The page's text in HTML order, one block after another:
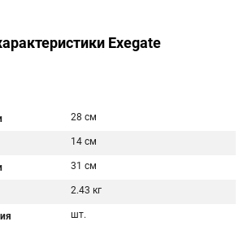
Exegate
28 см
14 см
31 см
2.43 кг
шт.